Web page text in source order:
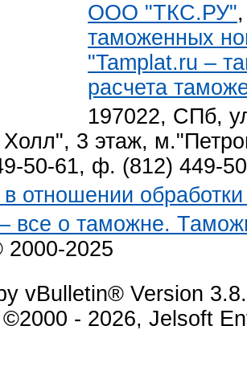
ООО "ТКС.РУ"
таможенных
"Tamplat.ru –
расчета
197022, СПб,
3 этаж,
50-61, ф. (812) 449-
в отношении
все о таможне.
2000-2025
vBulletin® Version
- 2026, Jelsoft